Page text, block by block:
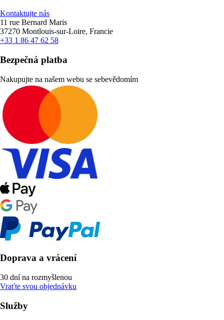
Kontaktujte nás
11 rue Bernard Maris
37270 Montlouis-sur-Loire, Francie
+33 1 86 47 62 58
Bezpečná platba
Nakupujte na našem webu se sebevědomím
Doprava a vrácení
30 dní na rozmyšlenou
Vraťte svou objednávku
Služby